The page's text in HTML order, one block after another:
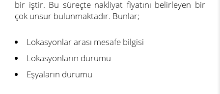
bir iştir. Bu süreçte nakliyat fiyatını belirleyen bir
çok unsur bulunmaktadır. Bunlar;
Lokasyonlar arası mesafe bilgisi
Lokasyonların durumu
Eşyaların durumu